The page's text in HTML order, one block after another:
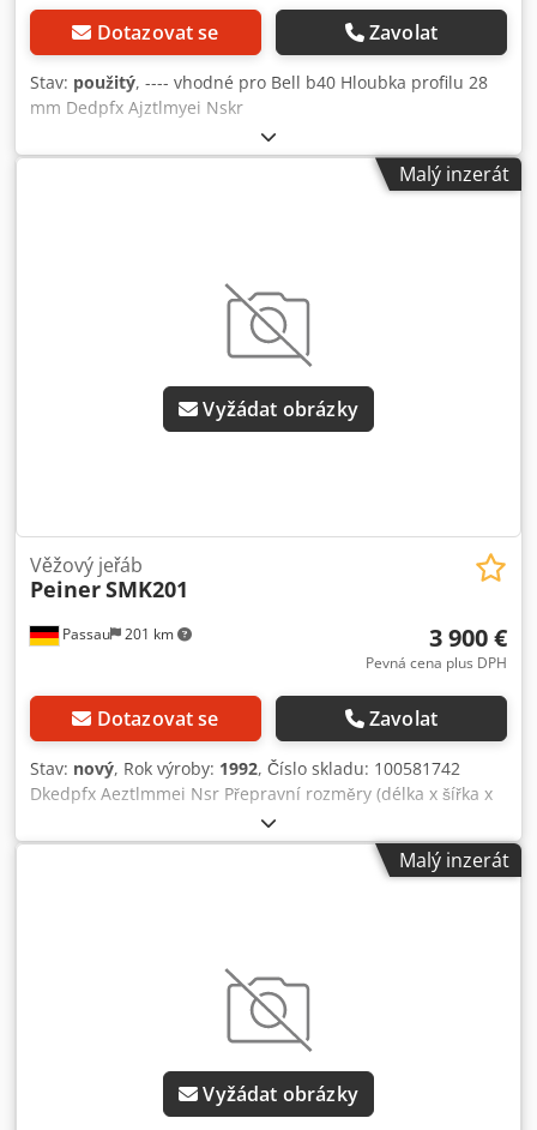
Dotazovat se Zavolat
Stav: použitý, ---- vhodné pro Bell b40 Hloubka profilu 28
mm Dedpfx Ajztlmyei Nskr
Malý inzerát
Vyžádat obrázky
Passau 201 km
Věžový jeřáb
PeinerSMK201
3 900 €
Pevná cena plus DPH
Dotazovat se Zavolat
Stav: nový, Rok výroby: 1992, Číslo skladu: 100581742
Dkedpfx Aeztlmmei Nsr Přepravní rozměry (délka x šířka x
výška): 0 x 0 x 0 ---- Otočný jeřáb Peiner Turmdrehkran
SMK201, dosah 22 m, výška háku 17 m, maximální nosnost
2000 kg, dálkové ovládání pomocí rádia, připraveno kMalý inzerát
Vyžádat obrázky